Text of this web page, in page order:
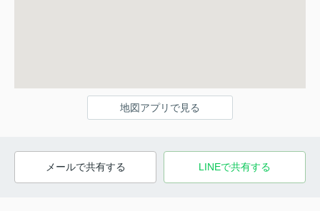
地図アプリで見る
メールで共有する LINEで共有する